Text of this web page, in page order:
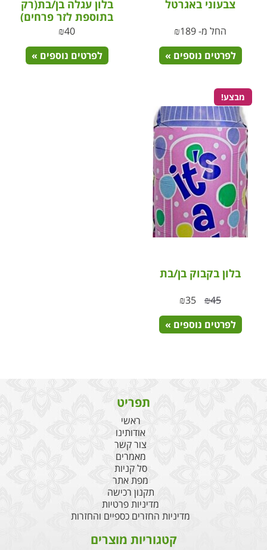
צבעוני באגרטל
החל מ- ₪189
לפרטים נוספים »
בלון עגלה בן/בת(רק
בתוספת לזר פרחים)
₪40
לפרטים נוספים »
מבצע!
בלון בקבוק בן/בת
₪45
₪35
לפרטים נוספים »
תפריט
ראשי
אודותינו
צור קשר
מאמרים
סל קניות
מפת אתר
תקנון רכישה
מדיניות פרטיות
מדיניות החזרים כספיים והחזרות
קטגוריות מוצרים